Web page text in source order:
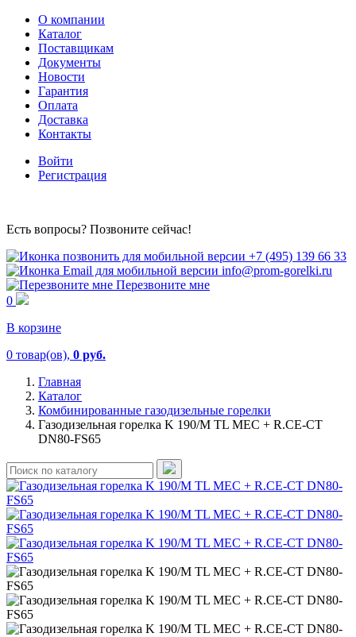
О компании
Каталог
Поставщикам
Документы
Новости
Гарантия
Оплата
Доставка
Контакты
Войти
Регистрация
Есть вопросы? Позвоните сейчас!
+7 (495) 139 66 33
info@prom-gorelki.ru
Перезвоните мне
0
В корзине
0 товар(ов), 0 руб.
Главная
Каталог
Комбинированные газодизельные горелки
Газодизельная горелка K 190/M TL MEC + R.CE-CT
DN80-FS65